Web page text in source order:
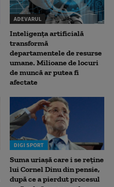
ADEVARUL
Inteligența artificială
transformă
departamentele de resurse
umane. Milioane de locuri
de muncă ar putea fi
afectate
DIGI SPORT
Suma uriașă care i se reține
lui Cornel Dinu din pensie,
după ce a pierdut procesul